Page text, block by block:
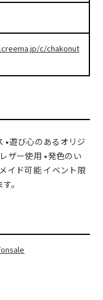
c/chakonut
•遊び心のあるオリジ
ザー使用 •発色のい
イド可能 イベント限
。